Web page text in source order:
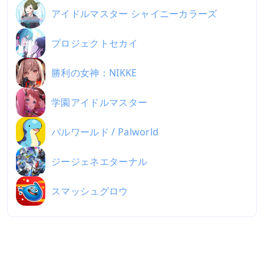
アイドルマスター シャイニーカラーズ
プロジェクトセカイ
勝利の女神：NIKKE
学園アイドルマスター
パルワールド / Palworld
ジージェネエターナル
スマッシュグロウ